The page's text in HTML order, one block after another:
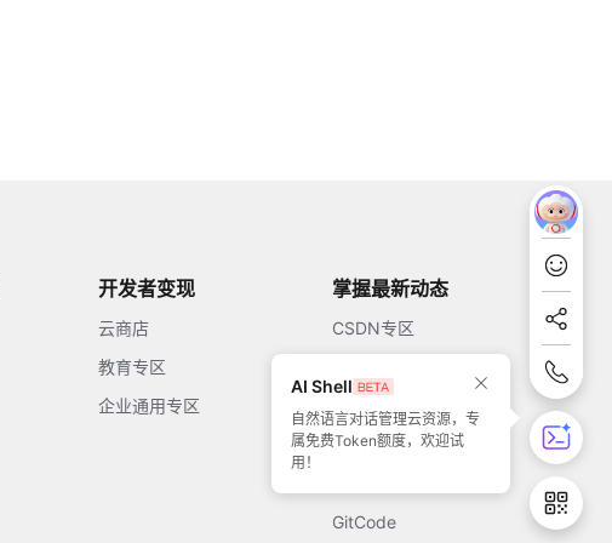
开发者变现
云商店
教育专区
企业通用专区
掌握最新动态
CSDN专区
51CTO
GitCode
AI Shell
自然语言对话管理云资源，专
属免费Token额度，欢迎试
用！